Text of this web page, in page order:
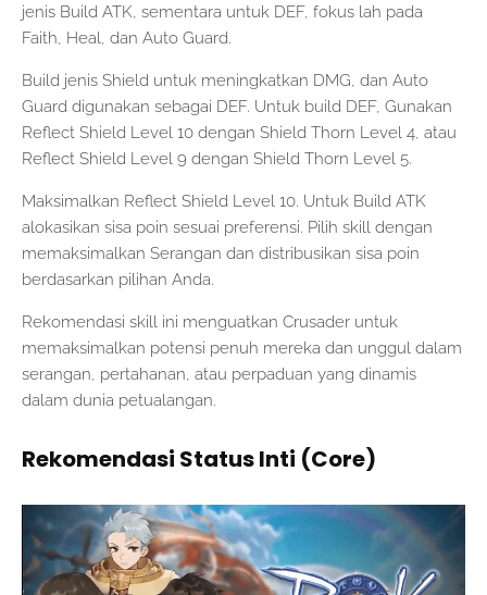
jenis Build ATK, sementara untuk DEF, fokus lah pada
Faith, Heal, dan Auto Guard.
Build jenis Shield untuk meningkatkan DMG, dan Auto
Guard digunakan sebagai DEF. Untuk build DEF, Gunakan
Reflect Shield Level 10 dengan Shield Thorn Level 4, atau
Reflect Shield Level 9 dengan Shield Thorn Level 5.
Maksimalkan Reflect Shield Level 10. Untuk Build ATK
alokasikan sisa poin sesuai preferensi. Pilih skill dengan
memaksimalkan Serangan dan distribusikan sisa poin
berdasarkan pilihan Anda.
Rekomendasi skill ini menguatkan Crusader untuk
memaksimalkan potensi penuh mereka dan unggul dalam
serangan, pertahanan, atau perpaduan yang dinamis
dalam dunia petualangan.
Rekomendasi Status Inti (Core)